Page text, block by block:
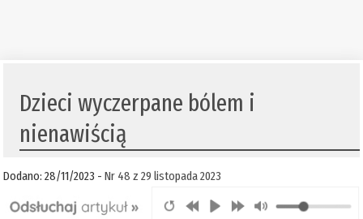
Dzieci wyczerpane bólem i
nienawiścią
Dodano: 28/11/2023 -Nr 48 z 29 listopada 2023